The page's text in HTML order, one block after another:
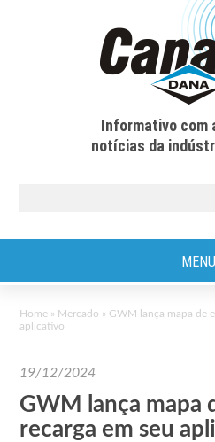
Informativo com
notícias da
MENU
Home » Mercado » GWM lança mapa de
aplicativo
19/12/2024
GWM lança mapa
recarga em seu